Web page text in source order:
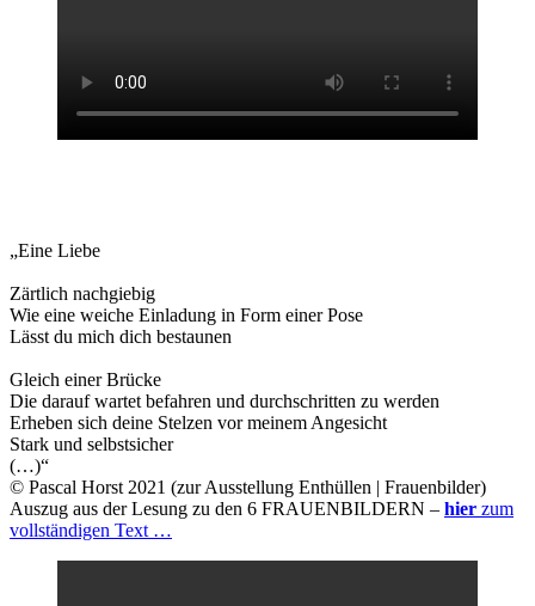
„Eine Liebe
Zärtlich nachgiebig
Wie eine weiche Einladung in Form einer Pose
Lässt du mich dich bestaunen
Gleich einer Brücke
Die darauf wartet befahren und durchschritten zu werden
Erheben sich deine Stelzen vor meinem Angesicht
Stark und selbstsicher
(…)“
© Pascal Horst 2021 (zur Ausstellung Enthüllen | Frauenbilder)
Auszug aus der Lesung zu den 6 FRAUENBILDERN – hier zum
vollständigen Text …